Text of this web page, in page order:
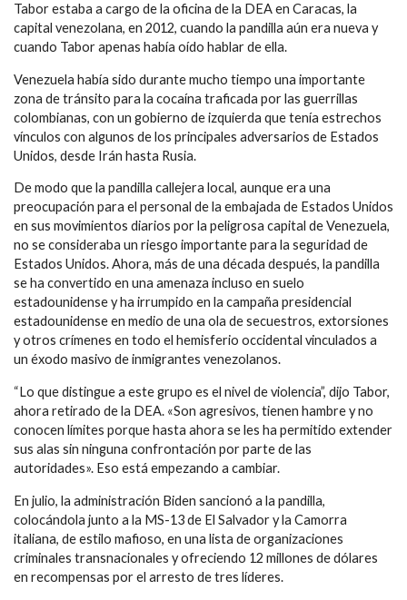
Tabor estaba a cargo de la oficina de la DEA en Caracas, la
capital venezolana, en 2012, cuando la pandilla aún era nueva y
cuando Tabor apenas había oído hablar de ella.
Venezuela había sido durante mucho tiempo una importante
zona de tránsito para la cocaína traficada por las guerrillas
colombianas, con un gobierno de izquierda que tenía estrechos
vínculos con algunos de los principales adversarios de Estados
Unidos, desde Irán hasta Rusia.
De modo que la pandilla callejera local, aunque era una
preocupación para el personal de la embajada de Estados Unidos
en sus movimientos diarios por la peligrosa capital de Venezuela,
no se consideraba un riesgo importante para la seguridad de
Estados Unidos. Ahora, más de una década después, la pandilla
se ha convertido en una amenaza incluso en suelo
estadounidense y ha irrumpido en la campaña presidencial
estadounidense en medio de una ola de secuestros, extorsiones
y otros crímenes en todo el hemisferio occidental vinculados a
un éxodo masivo de inmigrantes venezolanos.
“Lo que distingue a este grupo es el nivel de violencia”, dijo Tabor,
ahora retirado de la DEA. «Son agresivos, tienen hambre y no
conocen límites porque hasta ahora se les ha permitido extender
sus alas sin ninguna confrontación por parte de las
autoridades». Eso está empezando a cambiar.
En julio, la administración Biden sancionó a la pandilla,
colocándola junto a la MS-13 de El Salvador y la Camorra
italiana, de estilo mafioso, en una lista de organizaciones
criminales transnacionales y ofreciendo 12 millones de dólares
en recompensas por el arresto de tres líderes.